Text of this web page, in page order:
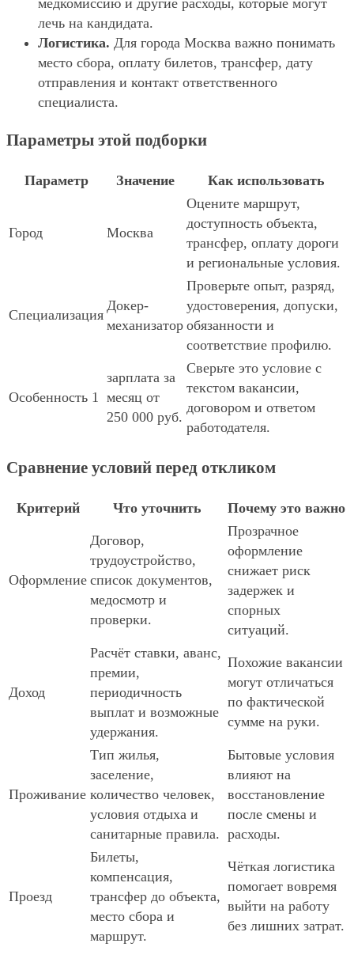
медкомиссию и другие расходы, которые могут
лечь на кандидата.
Логистика. Для города Москва важно понимать
место сбора, оплату билетов, трансфер, дату
отправления и контакт ответственного
специалиста.
Параметры этой подборки
Параметр Значение Как использовать
Город Москва
Оцените маршрут,
доступность объекта,
трансфер, оплату дороги
и региональные условия.
Специализация
Докер-
механизатор
Проверьте опыт, разряд,
удостоверения, допуски,
обязанности и
соответствие профилю.
Особенность 1
зарплата за
месяц от
250 000 руб.
Сверьте это условие с
текстом вакансии,
договором и ответом
работодателя.
Сравнение условий перед откликом
Критерий Что уточнить Почему это важно
Оформление
Договор,
трудоустройство,
список документов,
медосмотр и
проверки.
Прозрачное
оформление
снижает риск
задержек и
спорных
ситуаций.
Доход
Расчёт ставки, аванс,
премии,
периодичность
выплат и возможные
удержания.
Похожие вакансии
могут отличаться
по фактической
сумме на руки.
Проживание
Тип жилья,
заселение,
количество человек,
условия отдыха и
санитарные правила.
Бытовые условия
влияют на
восстановление
после смены и
расходы.
Проезд
Билеты,
компенсация,
трансфер до объекта,
место сбора и
маршрут.
Чёткая логистика
помогает вовремя
выйти на работу
без лишних затрат.